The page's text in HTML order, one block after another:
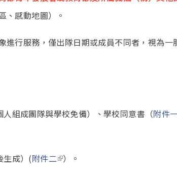
、感動地圖）。
進行服務，僅出隊日期或成員不同者，視為一
組成團隊與學校免備）、學校同意書（附件
生成）(附件二(link is external)
）。